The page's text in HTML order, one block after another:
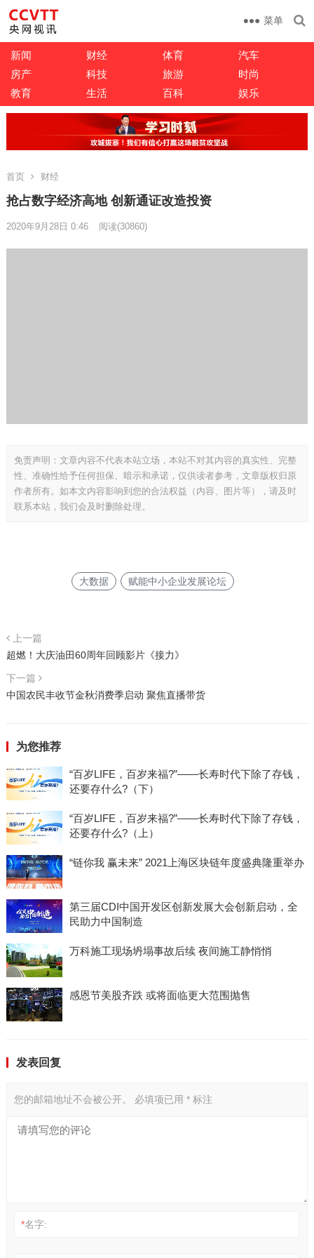
菜单
新闻 财经 体育
汽车
房产
科技 旅游
时尚
教育
生活 百科 娱乐
首页 财经
抢占数字经济高地 创新通证改造投资
2020年9月28日 0:46 阅读(30860)
免责声明：文章内容不代表本站立场，本站不对其内容的真实性、完整
性、准确性给予任何担保、暗示和承诺，仅供读者参考，文章版权归原
作者所有。如本文内容影响到您的合法权益（内容、图片等），请及时
联系本站，我们会及时删除处理。
大数据 赋能中小企业发展论坛
上一篇
超燃！大庆油田60周年回顾影片《接力》
下一篇
中国农民丰收节金秋消费季启动 聚焦直播带货
为您推荐
“百岁LIFE，百岁来福?”——长寿时代下除了存钱，
还要存什么?（下）
“百岁LIFE，百岁来福?”——长寿时代下除了存钱，
还要存什么?（上）
“链你我 赢未来” 2021上海区块链年度盛典隆重举办
第三届CDI中国开发区创新发展大会创新启动，全
民助力中国制造
万科施工现场坍塌事故后续 夜间施工静悄悄
感恩节美股齐跌 或将面临更大范围抛售
发表回复
您的邮箱地址不会被公开。 必填项已用 *标注
*名字: